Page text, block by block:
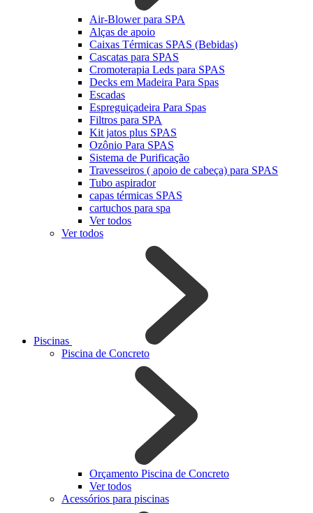
Air-Blower para SPA
Alças de apoio
Caixas Térmicas SPAS (Bebidas)
Cascatas para SPAS
Cromoterapia Leds para SPAS
Decks em Madeira Para Spas
Escadas
Espreguiçadeira Para Spas
Filtros para SPA
Kit jatos plus SPAS
Ozônio Para SPAS
Sistema de Purificação
Travesseiros ( apoio de cabeça) para SPAS
Tubo aspirador
capas térmicas SPAS
cartuchos para spa
Ver todos
Ver todos
Piscinas
Piscina de Concreto
Orçamento Piscina de Concreto
Ver todos
Acessórios para piscinas